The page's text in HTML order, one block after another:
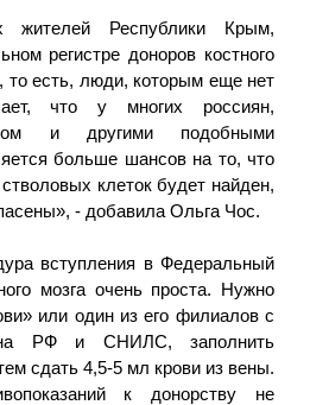
жителей Республики Крым,
регистре доноров костного
то есть, люди, которым еще нет
что у многих россиян,
и другими подобными
больше шансов на то, что
клеток будет найден,
- добавила Ольга Чос.
вступления в Федеральный
мозга очень проста. Нужно
или один из его филиалов с
РФ и СНИЛС, заполнить
сдать 4,5-5 мл крови из вены.
к донорству не